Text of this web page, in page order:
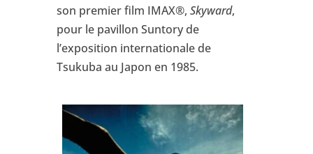
son premier film IMAX®, Skyward,
pour le pavillon Suntory de
l’exposition internationale de
Tsukuba au Japon en 1985.